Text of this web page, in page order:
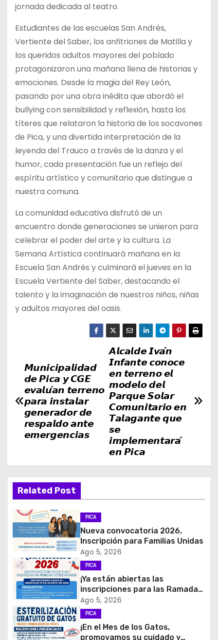
jornada dedicada al teatro.
Estudiantes de las escuelas San Andrés,
Vertiente del Saber, los anfitriones de Matilla y
los queridos adultos mayores del poblado
protagonizaron una mañana llena de historias y
emociones. Desde la magia del Rey León,
pasando por una obra inédita que abordó el
bullying con sensibilidad y reflexión, hasta los
títeres que relataron la historia de los socavones
de Pica, y una divertida interpretación de la
leyenda del Trauco a través de la danza y el
humor, cada presentación fue un reflejo del
espíritu artístico y comunitario que distingue a
nuestra comuna.
La comunidad educativa disfrutó de un
encuentro donde generaciones se unieron para
celebrar el poder del arte y la cultura. La
Semana Artística continuará mañana en la
Escuela San Andrés y culminará el jueves en la
Escuela Vertiente del Saber, destacando el
talento y la imaginación de nuestros niños, niñas
y adultos mayores del oasis.
v
c
i
ó
n
d
e
e
n
𝘼𝙡𝙘𝙖𝙡𝙙𝙚 𝙄𝙫𝙖́𝙣
𝙄𝙣𝙛𝙖𝙣𝙩𝙚 𝙘𝙤𝙣𝙤𝙘𝙚
𝙚𝙣 𝙩𝙚𝙧𝙧𝙚𝙣𝙤 𝙚𝙡
𝙢𝙤𝙙𝙚𝙡𝙤 𝙙𝙚𝙡
𝙋𝙖𝙧𝙦𝙪𝙚 𝙎𝙤𝙡𝙖𝙧
𝘾𝙤𝙢𝙪𝙣𝙞𝙩𝙖𝙧𝙞𝙤 𝙚𝙣
𝙏𝙖𝙡𝙖𝙜𝙖𝙣𝙩𝙚 𝙦𝙪𝙚
𝙨𝙚
𝙞𝙢𝙥𝙡𝙚𝙢𝙚𝙣𝙩𝙖𝙧𝙖́
𝙚𝙣 𝙋𝙞𝙘𝙖
𝙈𝙪𝙣𝙞𝙘𝙞𝙥𝙖𝙡𝙞𝙙𝙖𝙙
𝙙𝙚 𝙋𝙞𝙘𝙖 𝙮 𝘾𝙂𝙀
𝙚𝙫𝙖𝙡𝙪́𝙖𝙣 𝙩𝙚𝙧𝙧𝙚𝙣𝙤
𝙥𝙖𝙧𝙖 𝙞𝙣𝙨𝙩𝙖𝙡𝙖𝙧
𝙜𝙚𝙣𝙚𝙧𝙖𝙙𝙤𝙧 𝙙𝙚
𝙧𝙚𝙨𝙥𝙖𝙡𝙙𝙤 𝙖𝙣𝙩𝙚
𝙚𝙢𝙚𝙧𝙜𝙚𝙣𝙘𝙞𝙖𝙨
Related Post
PICA
Nueva convocatoria 2026,
Inscripción para Familias Unidas
Ago 5, 2026
PICA
¡Ya están abiertas las
inscripciones para las Ramadas
de Fiestas Patrias 2026!
Ago 5, 2026
PICA
¡En el Mes de los Gatos,
promovamos su cuidado y